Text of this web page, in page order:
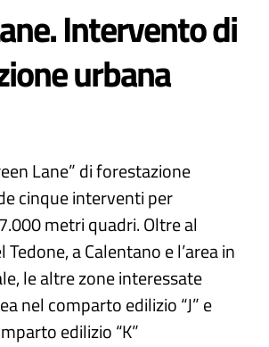
Intervento di
urbana
Lane” di forestazione
cinque interventi per
metri quadri. Oltre al
a Calentano e l’area in
le altre zone interessate
nel comparto edilizio “J” e
edilizio “K”